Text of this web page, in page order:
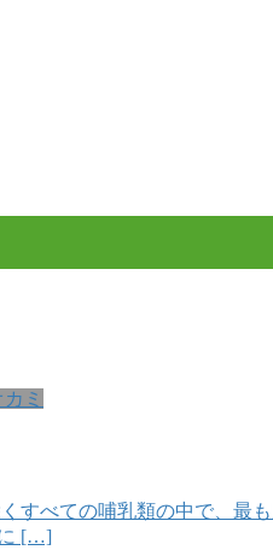
ミ
すべての哺乳類の中で、
に […]